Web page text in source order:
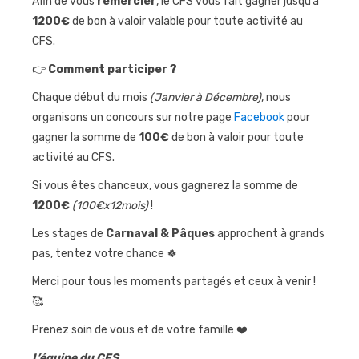
Journées
sportives
Contact
1200€de bon à valoir valable pour toute activité au
CFS.
👉 Comment participer ?
Chaque début du mois (Janvier à Décembre), nous
organisons un concours sur notre page Facebookpour
gagner la somme de 100€de bon à valoir pour toute
activité au CFS.
Si vous êtes chanceux, vous gagnerez la somme de
1200€ (100€x12mois)!
Les stages de Carnaval & Pâquesapprochent à grands
pas, tentez votre chance 🍀
Merci pour tous les moments partagés et ceux à venir !
🥰
Prenez soin de vous et de votre famille ❤️